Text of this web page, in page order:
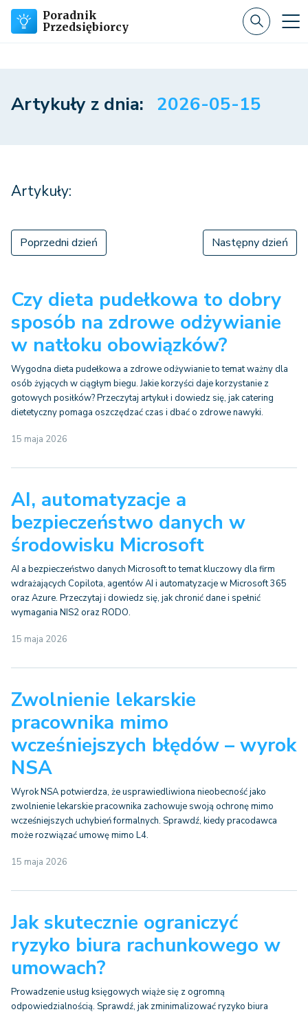
Poradnik
Przedsiębiorcy
Artykuły z dnia: 2026-05-15
Artykuły:
Poprzedni dzień Następny dzień
Czy dieta pudełkowa to dobry
sposób na zdrowe odżywianie
w natłoku obowiązków?
Wygodna dieta pudełkowa a zdrowe odżywianie to temat ważny dla
osób żyjących w ciągłym biegu. Jakie korzyści daje korzystanie z
gotowych posiłków? Przeczytaj artykuł i dowiedz się, jak catering
dietetyczny pomaga oszczędzać czas i dbać o zdrowe nawyki.
15 maja 2026
AI, automatyzacje a
bezpieczeństwo danych w
środowisku Microsoft
AI a bezpieczeństwo danych Microsoft to temat kluczowy dla firm
wdrażających Copilota, agentów AI i automatyzacje w Microsoft 365
oraz Azure. Przeczytaj i dowiedz się, jak chronić dane i spełnić
wymagania NIS2 oraz RODO.
15 maja 2026
Zwolnienie lekarskie
pracownika mimo
wcześniejszych błędów – wyrok
NSA
Wyrok NSA potwierdza, że usprawiedliwiona nieobecność jako
zwolnienie lekarskie pracownika zachowuje swoją ochronę mimo
wcześniejszych uchybień formalnych. Sprawdź, kiedy pracodawca
może rozwiązać umowę mimo L4.
15 maja 2026
Jak skutecznie ograniczyć
ryzyko biura rachunkowego w
umowach?
Prowadzenie usług księgowych wiąże się z ogromną
odpowiedzialnością. Sprawdź, jak zminimalizować ryzyko biura